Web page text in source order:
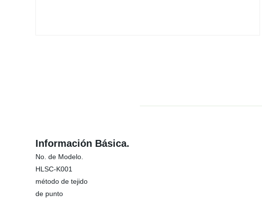
Información Básica.
No. de Modelo.
HLSC-K001
método de tejido
de punto